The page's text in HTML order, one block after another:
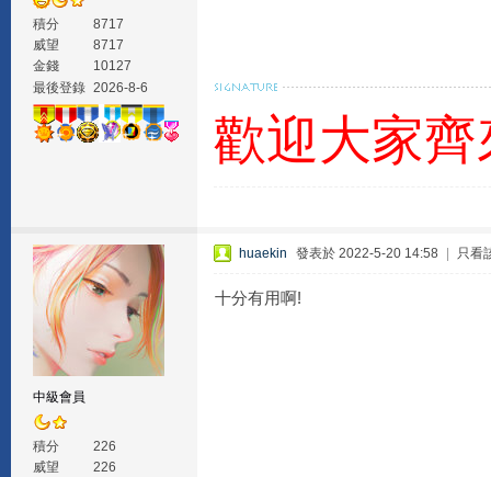
積分
8717
威望
8717
金錢
10127
最後登錄 2026-8-6
歡迎大家
中級會員
積分
226
威望
226
huaekin 發表於 2022-5-20 14:58 只看
十分有用啊!